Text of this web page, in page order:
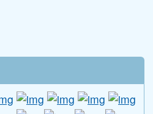
www.csptc.gov.tw/ \
to http://enc.moe.edu.tw/ \
link to https://link to https://link to https://
link to